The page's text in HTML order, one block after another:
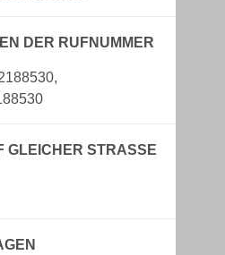
DER RUFNUMMER
STRASSE